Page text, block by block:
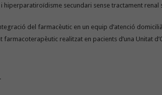
hiperparatiroïdisme secundari sense tractament renal
del farmacèutic en un equip d’atenció
farmacoterapèutic realitzat en pacients d’una Unitat